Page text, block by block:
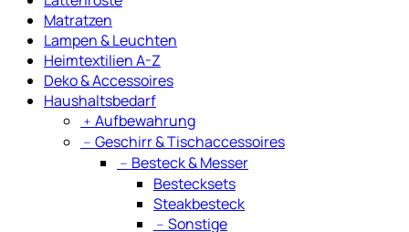
Matratzen
Lampen & Leuchten
Heimtextilien A-Z
Deko & Accessoires
Haushaltsbedarf
﹢ Aufbewahrung
﹣ Geschirr & Tischaccessoires
﹣ Besteck & Messer
Bestecksets
Steakbesteck
﹣ Sonstige